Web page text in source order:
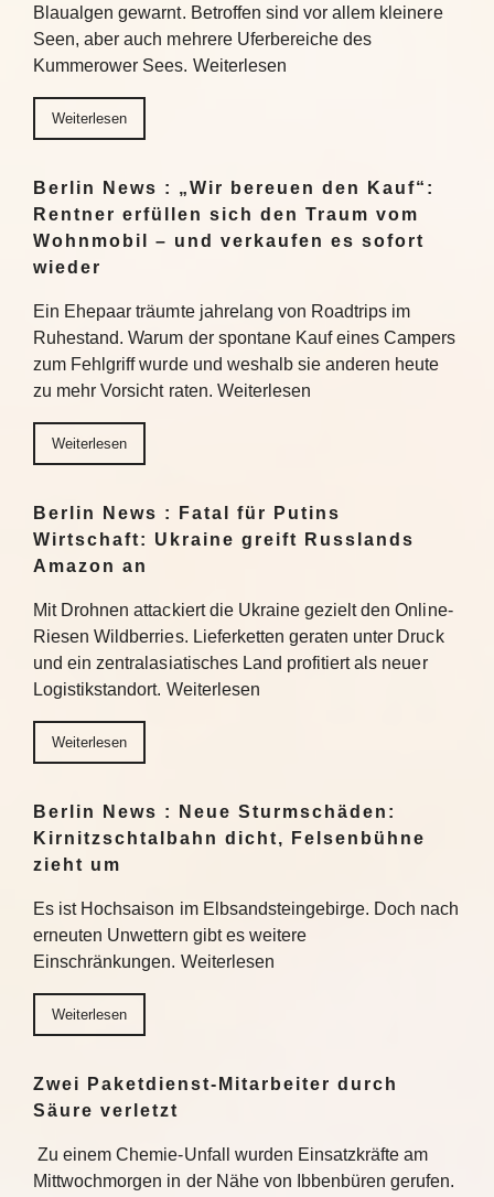
Blaualgen gewarnt. Betroffen sind vor allem kleinere
Seen, aber auch mehrere Uferbereiche des
Kummerower Sees. Weiterlesen
Weiterlesen
Berlin News : „Wir bereuen den Kauf“:
Rentner erfüllen sich den Traum vom
Wohnmobil – und verkaufen es sofort
wieder
Ein Ehepaar träumte jahrelang von Roadtrips im
Ruhestand. Warum der spontane Kauf eines Campers
zum Fehlgriff wurde und weshalb sie anderen heute
zu mehr Vorsicht raten. Weiterlesen
Weiterlesen
Berlin News : Fatal für Putins
Wirtschaft: Ukraine greift Russlands
Amazon an
Mit Drohnen attackiert die Ukraine gezielt den Online-
Riesen Wildberries. Lieferketten geraten unter Druck
und ein zentralasiatisches Land profitiert als neuer
Logistikstandort. Weiterlesen
Weiterlesen
Berlin News : Neue Sturmschäden:
Kirnitzschtalbahn dicht, Felsenbühne
zieht um
Es ist Hochsaison im Elbsandsteingebirge. Doch nach
erneuten Unwettern gibt es weitere
Einschränkungen. Weiterlesen
Weiterlesen
Zwei Paketdienst-Mitarbeiter durch
Säure verletzt
Zu einem Chemie-Unfall wurden Einsatzkräfte am
Mittwochmorgen in der Nähe von Ibbenbüren gerufen.